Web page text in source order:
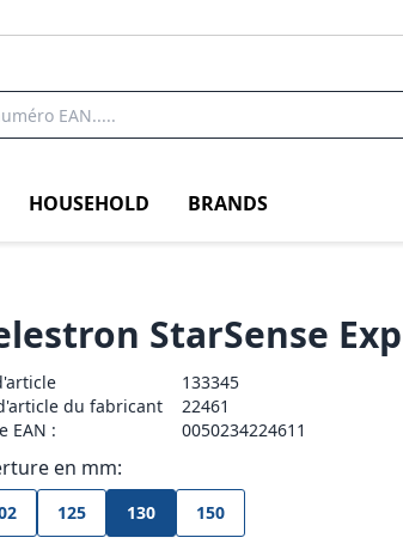
HOUSEHOLD BRANDS
StarSense
133345
du fabricant
22461
EAN :
0050234224611
en mm:
125 130 150